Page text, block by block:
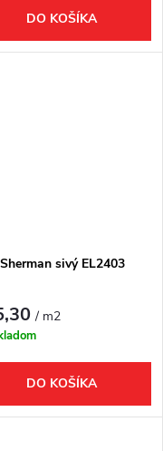
DO KOŠÍKA
sivý EL2403
/ m2
DO KOŠÍKA